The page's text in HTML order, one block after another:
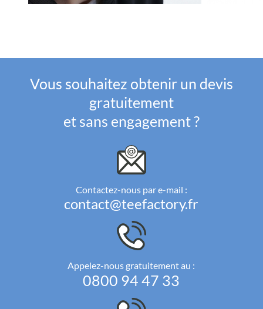
Vous souhaitez obtenir un devis
gratuitement
et sans engagement ?
Contactez-nous par e-mail :
contact@teefactory.fr
Appelez-nous gratuitement au :
0800 94 47 33